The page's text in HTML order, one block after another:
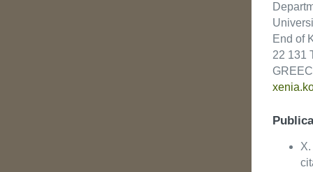
End of
22 131